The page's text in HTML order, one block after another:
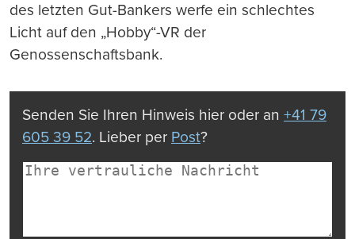
des letzten Gut-Bankers werfe ein schlechtes
Licht auf den „Hobby“-VR der
Genossenschaftsbank.
Senden Sie Ihren Hinweis hier oder an +41 79
605 39 52. Lieber per Post?